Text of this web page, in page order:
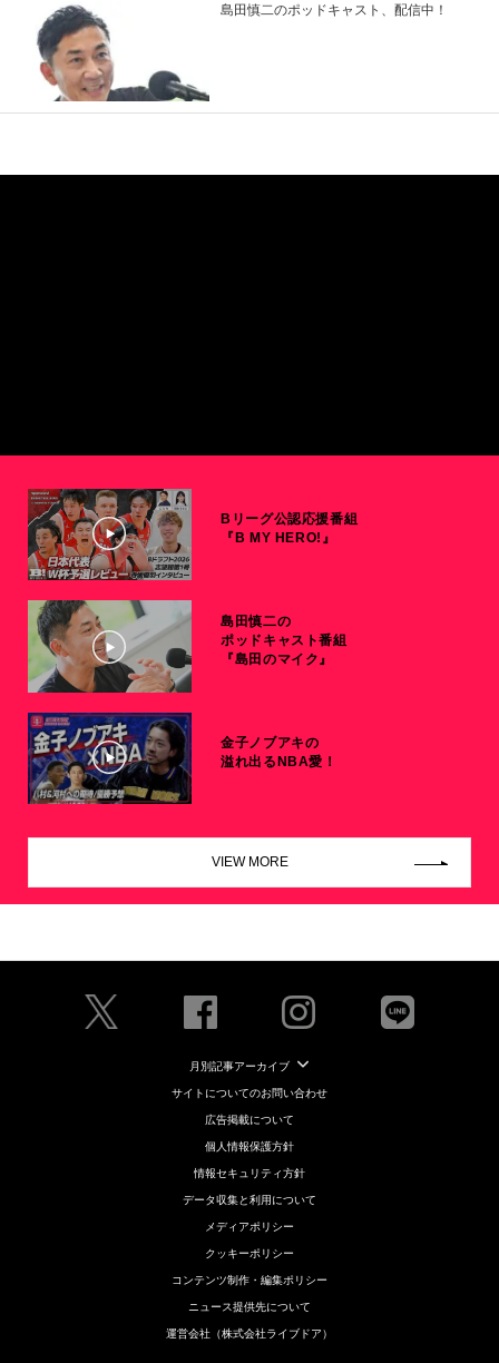
島田慎二のポッドキャスト、配信中！
Bリーグ公認応援番組
『B MY HERO!』
島田慎二の
ポッドキャスト番組
『島田のマイク』
金子ノブアキの
溢れ出るNBA愛！
VIEW MORE
月別記事アーカイブ
サイトについてのお問い合わせ
広告掲載について
個人情報保護方針
情報セキュリティ方針
データ収集と利用について
メディアポリシー
クッキーポリシー
コンテンツ制作・編集ポリシー
ニュース提供先について
運営会社（株式会社ライブドア）